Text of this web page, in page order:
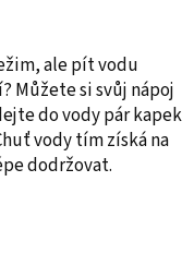
ale pít vodu
Můžete si svůj nápoj
do vody pár kapek
vody tím získá na
dodržovat.